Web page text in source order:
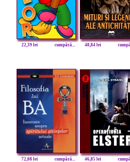
22,39 lei cumpără... 48,84 lei
72,08 lei cumpără... 46,85 lei